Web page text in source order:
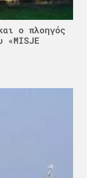
ο πλοηγός
«MISJE